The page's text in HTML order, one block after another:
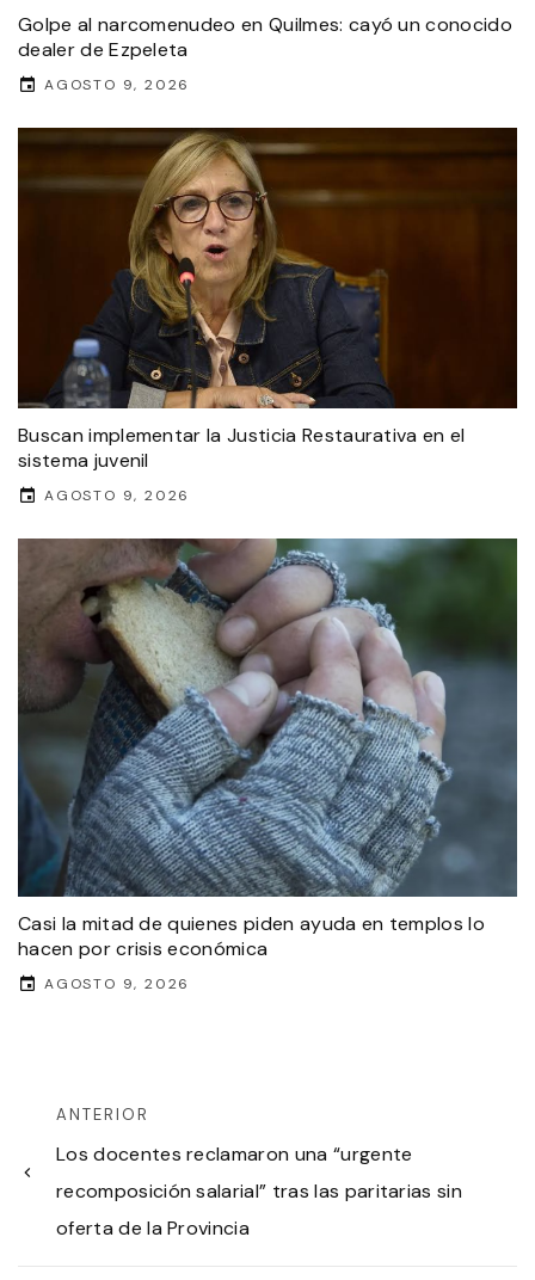
Golpe al narcomenudeo en Quilmes: cayó un conocido
dealer de Ezpeleta
AGOSTO 9, 2026
Buscan implementar la Justicia Restaurativa en el
sistema juvenil
AGOSTO 9, 2026
Casi la mitad de quienes piden ayuda en templos lo
hacen por crisis económica
AGOSTO 9, 2026
ANTERIOR
Los docentes reclamaron una “urgente
recomposición salarial” tras las paritarias sin
oferta de la Provincia